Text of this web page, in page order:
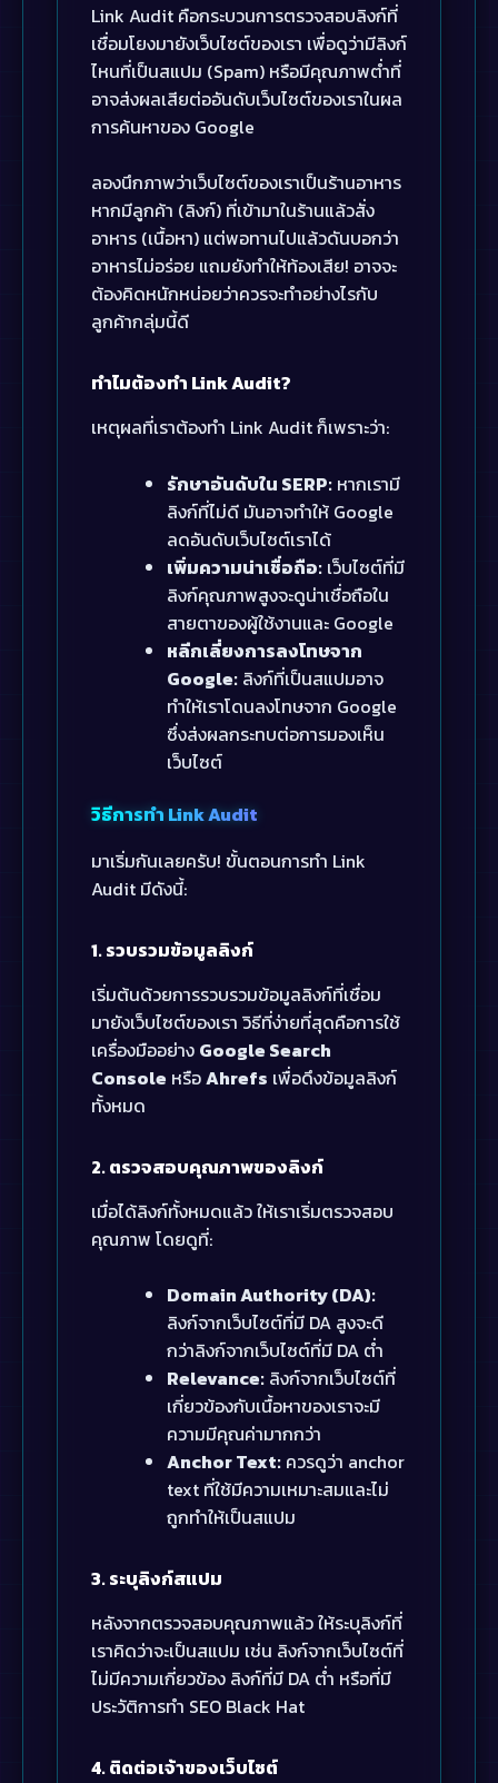
Link Audit คือกระบวนการตรวจสอบลิงก์ที่
เชื่อมโยงมายังเว็บไซต์ของเรา เพื่อดูว่ามีลิงก์
ไหนที่เป็นสแปม (Spam) หรือมีคุณภาพต่ำที่
อาจส่งผลเสียต่ออันดับเว็บไซต์ของเราในผล
การค้นหาของ Google
ลองนึกภาพว่าเว็บไซต์ของเราเป็นร้านอาหาร
หากมีลูกค้า (ลิงก์) ที่เข้ามาในร้านแล้วสั่ง
อาหาร (เนื้อหา) แต่พอทานไปแล้วดันบอกว่า
อาหารไม่อร่อย แถมยังทำให้ท้องเสีย! อาจจะ
ต้องคิดหนักหน่อยว่าควรจะทำอย่างไรกับ
ลูกค้ากลุ่มนี้ดี
ทำไมต้องทำ Link Audit?
เหตุผลที่เราต้องทำ Link Audit ก็เพราะว่า:
รักษาอันดับใน SERP: หากเรามี
ลิงก์ที่ไม่ดี มันอาจทำให้ Google
ลดอันดับเว็บไซต์เราได้
เพิ่มความน่าเชื่อถือ: เว็บไซต์ที่มี
ลิงก์คุณภาพสูงจะดูน่าเชื่อถือใน
สายตาของผู้ใช้งานและ Google
หลีกเลี่ยงการลงโทษจาก
Google: ลิงก์ที่เป็นสแปมอาจ
ทำให้เราโดนลงโทษจาก Google
ซึ่งส่งผลกระทบต่อการมองเห็น
เว็บไซต์
วิธีการทำ Link Audit
มาเริ่มกันเลยครับ! ขั้นตอนการทำ Link
Audit มีดังนี้:
1. รวบรวมข้อมูลลิงก์
เริ่มต้นด้วยการรวบรวมข้อมูลลิงก์ที่เชื่อม
มายังเว็บไซต์ของเรา วิธีที่ง่ายที่สุดคือการใช้
เครื่องมืออย่าง Google Search
Console หรือAhrefs เพื่อดึงข้อมูลลิงก์
ทั้งหมด
2. ตรวจสอบคุณภาพของลิงก์
เมื่อได้ลิงก์ทั้งหมดแล้ว ให้เราเริ่มตรวจสอบ
คุณภาพ โดยดูที่:
Domain Authority (DA):
ลิงก์จากเว็บไซต์ที่มี DA สูงจะดี
กว่าลิงก์จากเว็บไซต์ที่มี DA ต่ำ
Relevance: ลิงก์จากเว็บไซต์ที่
เกี่ยวข้องกับเนื้อหาของเราจะมี
ความมีคุณค่ามากกว่า
Anchor Text: ควรดูว่า anchor
text ที่ใช้มีความเหมาะสมและไม่
ถูกทำให้เป็นสแปม
3. ระบุลิงก์สแปม
หลังจากตรวจสอบคุณภาพแล้ว ให้ระบุลิงก์ที่
เราคิดว่าจะเป็นสแปม เช่น ลิงก์จากเว็บไซต์ที่
ไม่มีความเกี่ยวข้อง ลิงก์ที่มี DA ต่ำ หรือที่มี
ประวัติการทำ SEO Black Hat
4. ติดต่อเจ้าของเว็บไซต์